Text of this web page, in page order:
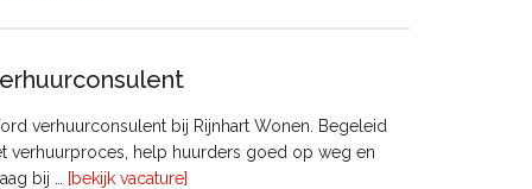
Onderhoud
Pyloon
Vastgoedmanagement
verhuurconsulent bij Rijnhart Wonen. Begeleid
verhuurproces, help huurders goed op weg en
bij …
[bekijk vacature]